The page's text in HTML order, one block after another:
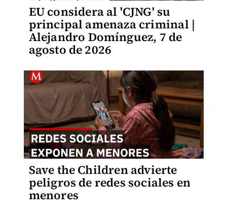
EU considera al 'CJNG' su
principal amenaza criminal |
Alejandro Domínguez, 7 de
agosto de 2026
Save the Children advierte
peligros de redes sociales en
menores